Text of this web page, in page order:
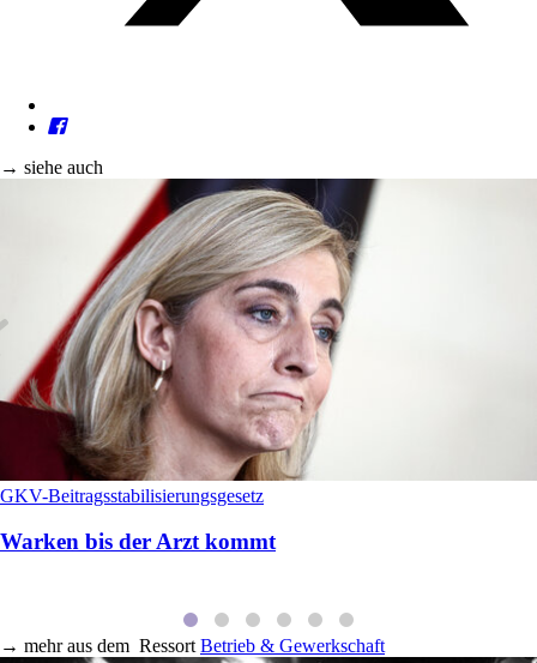
→ siehe auch
GKV-Beitragsstabilisierungsgesetz
Warken bis der Arzt kommt
→ mehr aus dem Ressort Betrieb & Gewerkschaft